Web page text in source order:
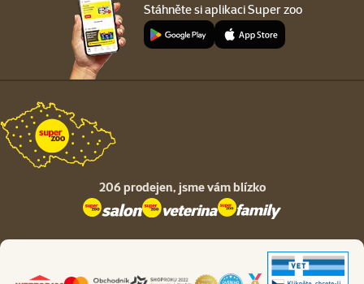
Stáhněte si aplikaci Super zoo
206 prodejen, jsme vám blízko